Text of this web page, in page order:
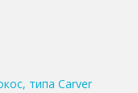
типа Carver